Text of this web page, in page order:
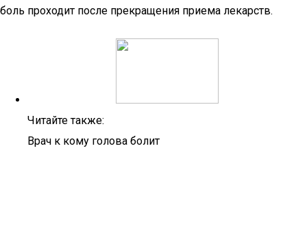
боль проходит после прекращения приема лекарств.
Читайте также:
Врач к кому голова болит